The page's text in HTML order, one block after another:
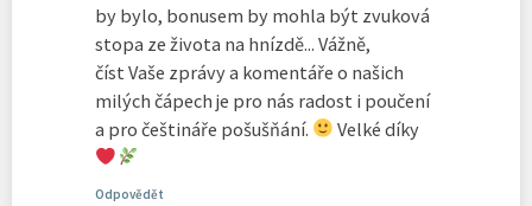
by bylo, bonusem by mohla být zvuková
stopa ze života na hnízdě... Vážně,
číst Vaše zprávy a komentáře o našich
milých čápech je pro nás radost i poučení
a pro češtináře pošušňání.
Velké díky
Odpovědět